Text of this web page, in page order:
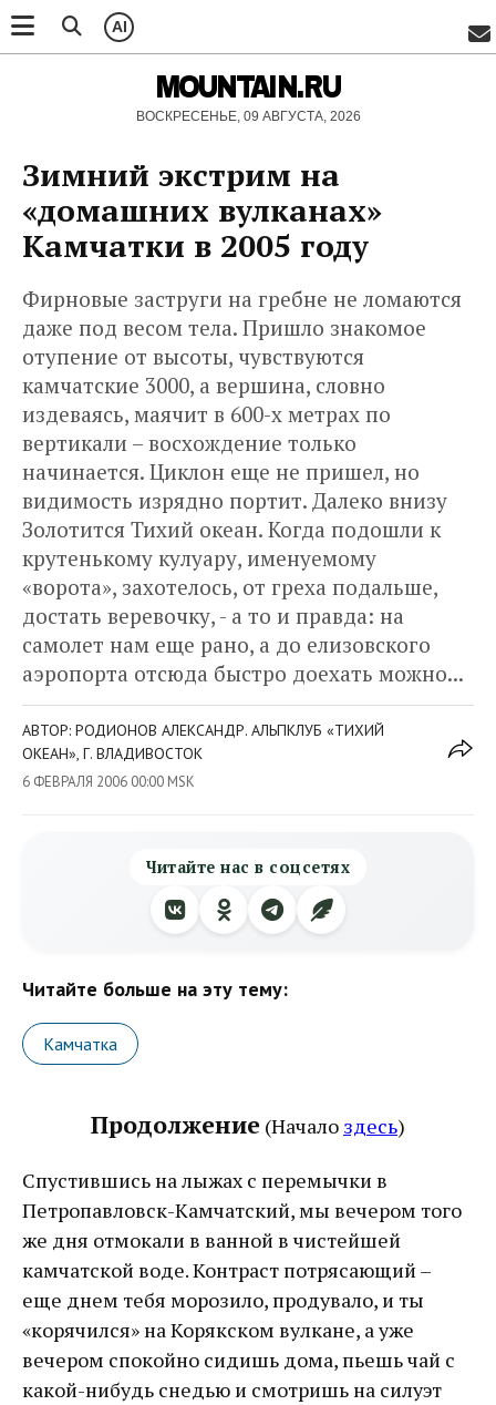
AI
MOUNTAIN.RU
ВОСКРЕСЕНЬЕ, 09 АВГУСТА, 2026
Зимний экстрим на
«домашних вулканах»
Камчатки в 2005 году
Фирновые заструги на гребне не ломаются
даже под весом тела. Пришло знакомое
отупение от высоты, чувствуются
камчатские 3000, а вершина, словно
издеваясь, маячит в 600-х метрах по
вертикали – восхождение только
начинается. Циклон еще не пришел, но
видимость изрядно портит. Далеко внизу
Золотится Тихий океан. Когда подошли к
крутенькому кулуару, именуемому
«ворота», захотелось, от греха подальше,
достать веревочку, - а то и правда: на
самолет нам еще рано, а до елизовского
аэропорта отсюда быстро доехать можно...
АВТОР: РОДИОНОВ АЛЕКСАНДР. АЛЬПКЛУБ «ТИХИЙ
ОКЕАН», Г. ВЛАДИВОСТОК
6 ФЕВРАЛЯ 2006 00:00 MSK
Читайте нас в соцсетях
Читайте больше на эту тему:
Камчатка
Продолжение (Начало здесь)
Спустившись на лыжах с перемычки в
Петропавловск-Камчатский, мы вечером того
же дня отмокали в ванной в чистейшей
камчатской воде. Контраст потрясающий –
еще днем тебя морозило, продувало, и ты
«корячился» на Корякском вулкане, а уже
вечером спокойно сидишь дома, пьешь чай с
какой-нибудь снедью и смотришь на силуэт